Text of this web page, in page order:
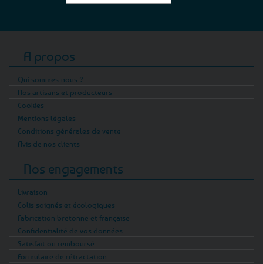
A propos
Qui sommes-nous ?
Nos artisans et producteurs
Cookies
Mentions légales
Conditions générales de vente
Avis de nos clients
Nos engagements
Livraison
Colis soignés et écologiques
Fabrication bretonne et française
Confidentialité de vos données
Satisfait ou remboursé
Formulaire de rétractation